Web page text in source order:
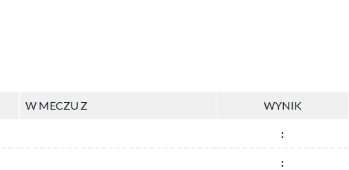
W MECZU Z WYNIK
:
: